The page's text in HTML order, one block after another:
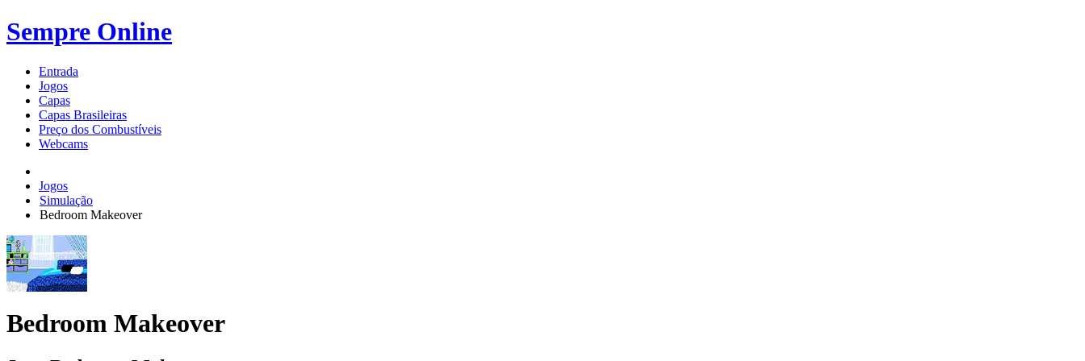
Sempre Online
Entrada
Jogos
Capas
Capas Brasileiras
Preço dos Combustíveis
Webcams
Jogos
Simulação
Bedroom Makeover
Bedroom Makeover